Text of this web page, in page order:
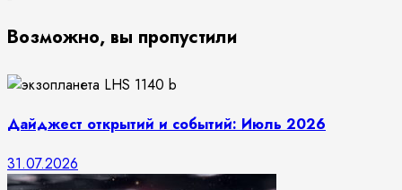
Возможно, вы пропустили
Дайджест открытий и событий: Июль 2026
31.07.2026